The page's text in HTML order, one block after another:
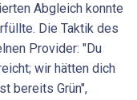
Abgleich konnte
Die Taktik des
Provider: "Du
wir hätten dich
bereits Grün",